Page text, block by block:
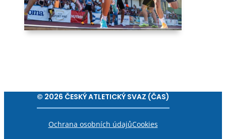
© 2026 ČESKÝ ATLETICKÝ SVAZ (ČAS)
Ochrana osobních údajůCookies